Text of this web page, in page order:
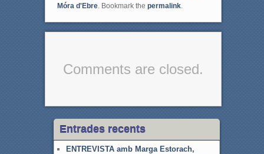
Móra d'Ebre. Bookmark the permalink.
Comments are closed.
Entrades recents
ENTREVISTA amb Marga Estorach,